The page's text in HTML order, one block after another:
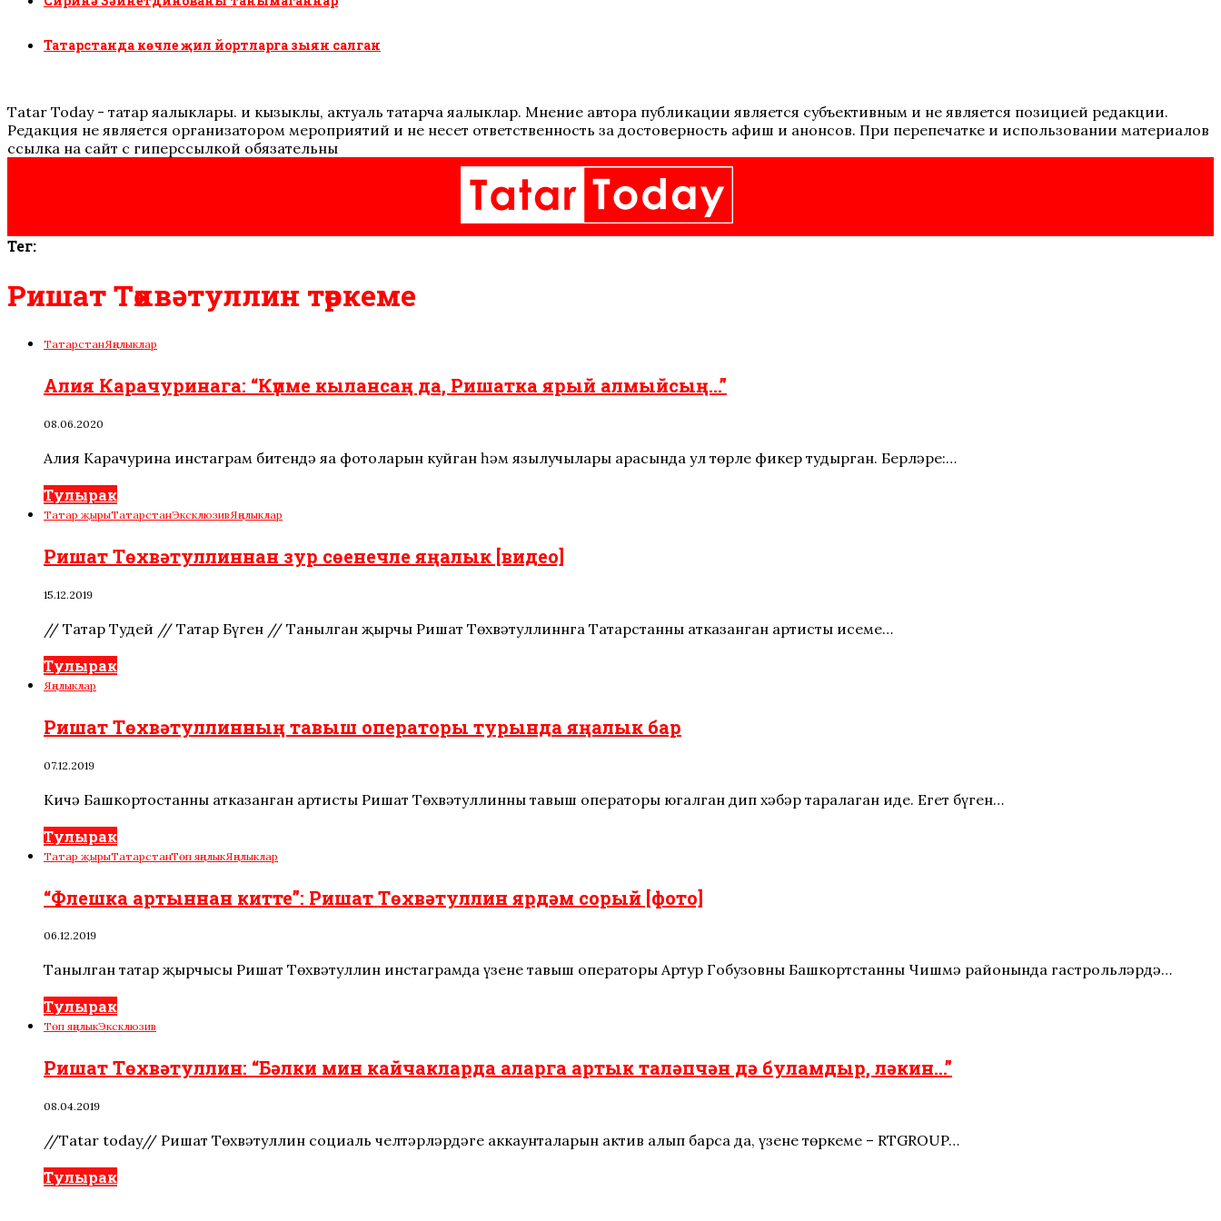
Татарстанда көчле җил йортларга зыян салган
Tatar Today - татар яңалыклары. иң кызыклы, актуаль татарча яңалыклар. Мнение автора публикации является субъективным и не является позицией редакции.
Редакция не является организатором мероприятий и не несет ответственность за достоверность афиш и анонсов. При перепечатке и использовании материалов
ссылка на сайт с гиперссылкой обязательны
Тег:
Ришат Төхвәтуллин төркеме
ТатарстанЯңалыклар
Алия Карачуринага: “Күпме кылансаң да, Ришатка ярый алмыйсың…”
08.06.2020
Алия Карачурина инстаграм битендә яңа фотоларын куйган һәм язылучылары арасында ул төрле фикер тудырган. Берләре:…
Тулырак
Татар җырыТатарстанЭксклюзивЯңалыклар
Ришат Төхвәтуллиннан зур сөенечле яңалык [видео]
15.12.2019
// Татар Тудей // Татар Бүген // Танылган җырчы Ришат Төхвәтуллиннга Татарстанның атказанган артисты исеме…
Тулырак
Яңалыклар
Ришат Төхвәтуллинның тавыш операторы турында яңалык бар
07.12.2019
Кичә Башкортостанның атказанган артисты Ришат Төхвәтуллинның тавыш операторы югалган дип хәбәр таралаган иде. Егет бүген…
Тулырак
Татар җырыТатарстанТөп яңалыкЯңалыклар
“Флешка артыннан китте”: Ришат Төхвәтуллин ярдәм сорый [фото]
06.12.2019
Танылган татар җырчысы Ришат Төхвәтуллин инстаграмда үзенең тавыш операторы Артур Гобузовның Башкортстанның Чишмә районында гастрольләрдә…
Тулырак
Төп яңалыкЭксклюзив
Ришат Төхвәтуллин: “Бәлки мин кайчакларда аларга артык таләпчән дә буламдыр, ләкин…”
08.04.2019
//Tatar today// Ришат Төхвәтуллин социаль челтәрләрдәге аккаунталарын актив алып барса да, үзенең төркеме – RTGROUP…
Тулырак